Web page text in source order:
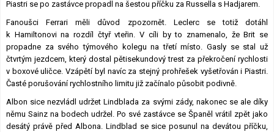
Piastri se po zastávce propadl na šestou příčku za Russella s Hadjarem.
Fanoušci Ferrari měli důvod zpozornět. Leclerc se totiž dotáhl
k Hamiltonovi na rozdíl čtyř vteřin. V cíli by to znamenalo, že Brit se
propadne za svého týmového kolegu na třetí místo. Gasly se stal už
čtvrtým jezdcem, který dostal pětisekundový trest za překročení rychlosti
v boxové uličce. Vzápětí byl navíc za stejný prohřešek vyšetřován i Piastri.
Časté porušování rychlostního limitu již začínalo působit podivně.
Albon sice nezvládl udržet Lindblada za svými zády, nakonec se ale díky
němu Sainz na bodech udržel. Po své zastávce se Španěl vrátil zpět jako
desátý právě před Albona. Lindblad se sice posunul na devátou příčku,